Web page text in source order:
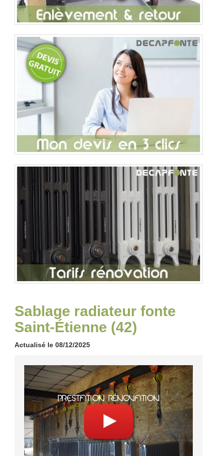
Sablage radiateur fonte
Saint-Étienne (42)
Actualisé le 08/12/2025